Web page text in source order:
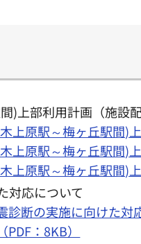
)上部利用計画（施設
上原駅～梅ヶ丘駅間)
上原駅～梅ヶ丘駅間)
上原駅～梅ヶ丘駅間)
対応について
断の実施に向けた対
：8KB）